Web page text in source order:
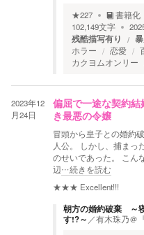
★227 書籍化
102,149文字
残酷描写有り
ホラー 恋愛
カクヨムオンリー
2023年12
月24日
偏屈で一途な契約結
き最悪の令嬢
冒頭から皇子との婚約
人公。 しかし、捕まっ
のせいであった。 こん
辺…続きを読む
★★★ Excellent!!!
朝方の婚約破棄 ～
す!?～ ／有木珠乃＠